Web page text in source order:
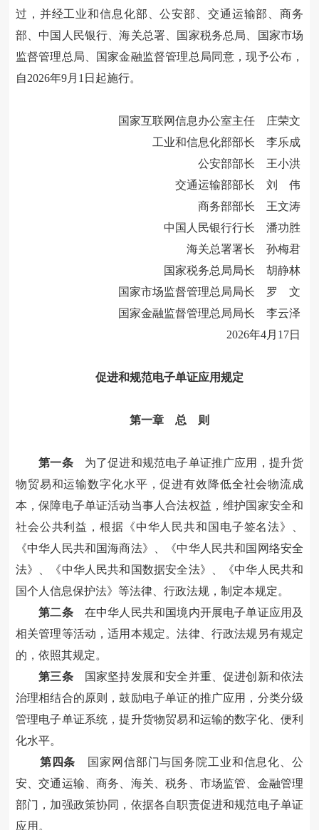
过，并经工业和信息化部、公安部、交通运输部、商务
部、中国人民银行、海关总署、国家税务总局、国家市场
监督管理总局、国家金融监督管理总局同意，现予公布，
自2026年9月1日起施行。
国家互联网信息办公室主任 庄荣文
工业和信息化部部长 李乐成
公安部部长 王小洪
交通运输部部长 刘 伟
商务部部长 王文涛
中国人民银行行长 潘功胜
海关总署署长 孙梅君
国家税务总局局长 胡静林
国家市场监督管理总局局长 罗 文
国家金融监督管理总局局长 李云泽
2026年4月17日
促进和规范电子单证应用规定
第一章 总 则
第一条为了促进和规范电子单证推广应用，提升货
物贸易和运输数字化水平，促进有效降低全社会物流成
本，保障电子单证活动当事人合法权益，维护国家安全和
社会公共利益，根据《中华人民共和国电子签名法》、
《中华人民共和国海商法》、《中华人民共和国网络安全
法》、《中华人民共和国数据安全法》、《中华人民共和
国个人信息保护法》等法律、行政法规，制定本规定。
第二条在中华人民共和国境内开展电子单证应用及
相关管理等活动，适用本规定。法律、行政法规另有规定
的，依照其规定。
第三条国家坚持发展和安全并重、促进创新和依法
治理相结合的原则，鼓励电子单证的推广应用，分类分级
管理电子单证系统，提升货物贸易和运输的数字化、便利
化水平。
第四条 国家网信部门与国务院工业和信息化、公
安、交通运输、商务、海关、税务、市场监管、金融管理
部门，加强政策协同，依据各自职责促进和规范电子单证
应用。